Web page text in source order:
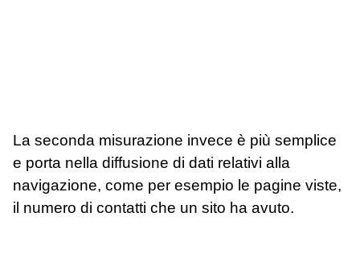
La seconda misurazione invece è più semplice
e porta nella diffusione di dati relativi alla
navigazione, come per esempio le pagine viste,
il numero di contatti che un sito ha avuto.